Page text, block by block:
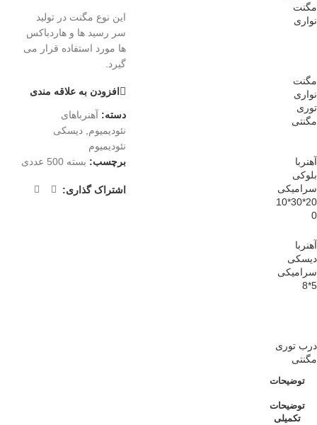
مگنت
نواری
مگنت
نواری
توری
مگنتی
آهنربا
بلوکی
سرامیکی
20*30*10
0
آهنربا
دیسکی
سرامیکی
5*8
درب توری
مگنتی
این نوع مگنت در تولید
سر رسید ها و هاردباکس
ها مورد استفاده قرار می
گیرد.
افزودن به علاقه مندی
دسته: آهنرباهای
نئودیمیوم دیسکی
نئودیمیوم
برچسب: بسته 500 عددی
اشتراک گذاری:
توضیحات
توضیحات
تکمیلی